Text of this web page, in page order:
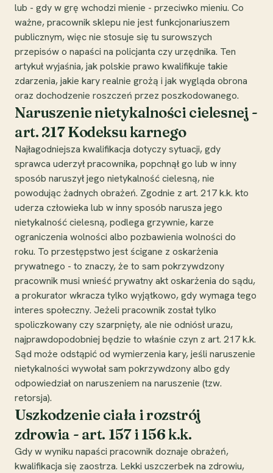
lub - gdy w grę wchodzi mienie - przeciwko mieniu. Co
ważne, pracownik sklepu nie jest funkcjonariuszem
publicznym, więc nie stosuje się tu surowszych
przepisów o napaści na policjanta czy urzędnika. Ten
artykuł wyjaśnia, jak polskie prawo kwalifikuje takie
zdarzenia, jakie kary realnie grożą i jak wygląda obrona
oraz dochodzenie roszczeń przez poszkodowanego.
Naruszenie nietykalności cielesnej -
art. 217 Kodeksu karnego
Najłagodniejsza kwalifikacja dotyczy sytuacji, gdy
sprawca uderzył pracownika, popchnął go lub w inny
sposób naruszył jego nietykalność cielesną, nie
powodując żadnych obrażeń. Zgodnie z art. 217 k.k. kto
uderza człowieka lub w inny sposób narusza jego
nietykalność cielesną, podlega grzywnie, karze
ograniczenia wolności albo pozbawienia wolności do
roku. To przestępstwo jest ścigane z oskarżenia
prywatnego - to znaczy, że to sam pokrzywdzony
pracownik musi wnieść prywatny akt oskarżenia do sądu,
a prokurator wkracza tylko wyjątkowo, gdy wymaga tego
interes społeczny. Jeżeli pracownik został tylko
spoliczkowany czy szarpnięty, ale nie odniósł urazu,
najprawdopodobniej będzie to właśnie czyn z art. 217 k.k.
Sąd może odstąpić od wymierzenia kary, jeśli naruszenie
nietykalności wywołał sam pokrzywdzony albo gdy
odpowiedział on naruszeniem na naruszenie (tzw.
retorsja).
Uszkodzenie ciała i rozstrój
zdrowia - art. 157 i 156 k.k.
Gdy w wyniku napaści pracownik doznaje obrażeń,
kwalifikacja się zaostrza. Lekki uszczerbek na zdrowiu,